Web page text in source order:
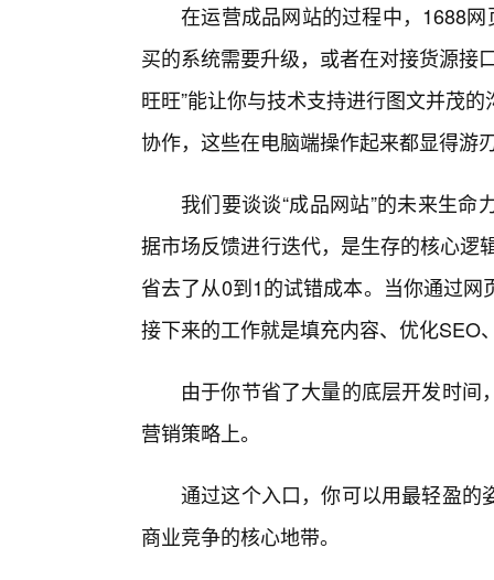
在运营成品网站的过程中，1688
买的系统需要升级，或者在对接货源接
旺旺”能让你与技术支持进行图文并茂
协作，这些在电脑端操作起来都显得游
我们要谈谈“成品网站”的未来生
据市场反馈进行迭代，是生存的核心逻
省去了从0到1的试错成本。当你通过
接下来的工作就是填充内容、优化SEO
由于你节省了大量的底层开发时
营销策略上。
通过这个入口，你可以用最轻盈的
商业竞争的核心地带。